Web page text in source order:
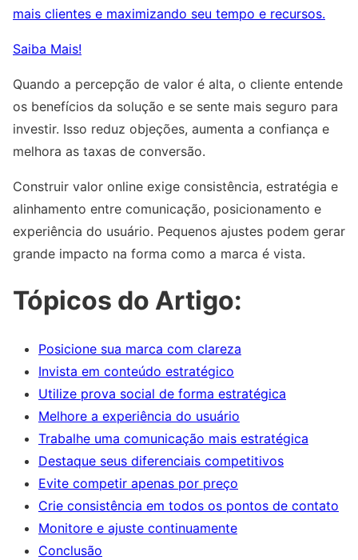
mais clientes e maximizando seu tempo e recursos.
Saiba Mais!
Quando a percepção de valor é alta, o cliente entende
os benefícios da solução e se sente mais seguro para
investir. Isso reduz objeções, aumenta a confiança e
melhora as taxas de conversão.
Construir valor online exige consistência, estratégia e
alinhamento entre comunicação, posicionamento e
experiência do usuário. Pequenos ajustes podem gerar
grande impacto na forma como a marca é vista.
Tópicos do Artigo:
Posicione sua marca com clareza
Invista em conteúdo estratégico
Utilize prova social de forma estratégica
Melhore a experiência do usuário
Trabalhe uma comunicação mais estratégica
Destaque seus diferenciais competitivos
Evite competir apenas por preço
Crie consistência em todos os pontos de contato
Monitore e ajuste continuamente
Conclusão